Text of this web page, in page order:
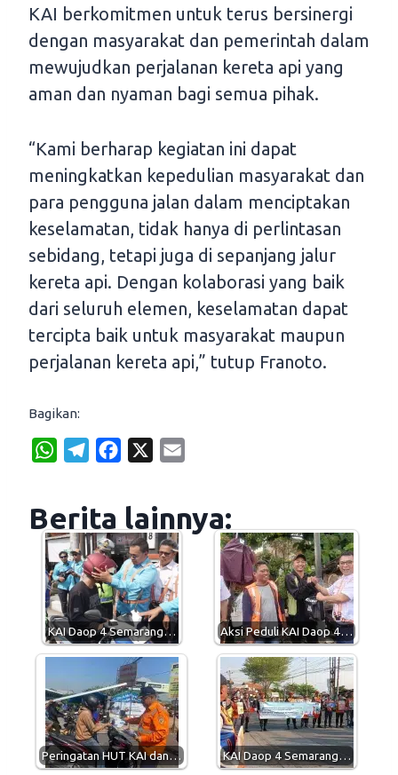
KAI berkomitmen untuk terus bersinergi
dengan masyarakat dan pemerintah dalam
mewujudkan perjalanan kereta api yang
aman dan nyaman bagi semua pihak.
“Kami berharap kegiatan ini dapat
meningkatkan kepedulian masyarakat dan
para pengguna jalan dalam menciptakan
keselamatan, tidak hanya di perlintasan
sebidang, tetapi juga di sepanjang jalur
kereta api. Dengan kolaborasi yang baik
dari seluruh elemen, keselamatan dapat
tercipta baik untuk masyarakat maupun
perjalanan kereta api,” tutup Franoto.
Bagikan:
W
t
s
A
p
p
e
g
r
a
m
e
b
o
o
k
i
Berita lainnya:
KAI Daop 4 Semarang… Aksi Peduli KAI Daop 4…
Peringatan HUT KAI dan… KAI Daop 4 Semarang…